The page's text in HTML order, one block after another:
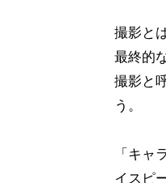
撮影と
最終的
撮影と
う。
「キ
イスピ